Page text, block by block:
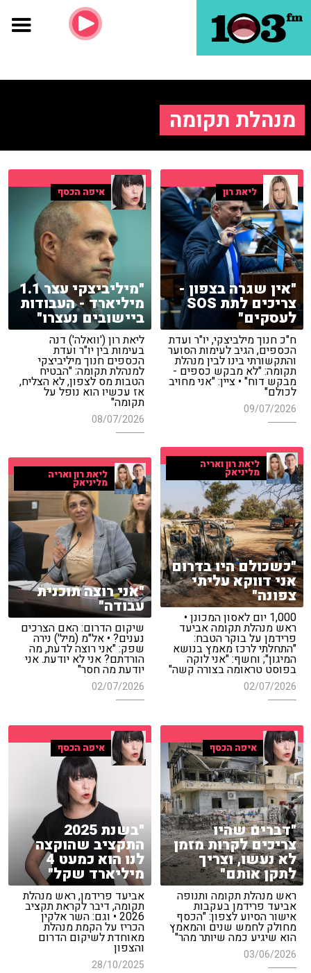
מנהלת תקומה
ליאת רון
"אין שגרה בצפון -
צריכים לתת SOS
לעסקים"
ח"כ חנוך מילביצקי, יו"ר ועדת
הכספים, הגיב לעימות הסוער
והתקשורתי בינו לבין מנהלת
תקומה: "לא מבקש כספים -
מבקש דוח" • ציין: "אני מחויב
לכולם"
09/07/2026
איפה הכסף
"מיליביצקי עצר 1.1
מיליארד - העבודות
ביישובים נעצרו"
ליאת רון ('וואלה') דנה
בעימות בין יו"ר ועדת
הכספים חנוך מיליביצקי
למנהלת תקומה: "הבטיח
הטבות מס לצפון, לא הצליח,
אז עכשיו הוא נופל על
תקומה"
08/07/2026
ליאת רון ואריה
מליניאק
"כשכולם היו בדרום
אני דווקא עליתי
צפונה"
1,000 יום לאסון המכונן •
ראש מנהלת תקומה אביעד
פרידמן על בוקר הטבח:
"התחלתי לרכז מאמץ בנושא
המיגון"; וחשף: "אני לוקה
בפוסט טראומה בצורה קשה"
02/07/2026
ליאת רון ואריה
מליניאק
"אני רוצה תוכנית
עבודה"
שיקום הדרום: האם הצרכים
נענים? • אל"מ (מיל') נירה
שפק: "אני רוצה לדעת, מה
הורדתם? אני לא יודעת. אני
יודעת מה חסר"
02/07/2026
איפה הכסף
"דברים שהיו
צריכים לקרות מזמן
לא נעשו, וצריך
לתקן אותם"
ראש מנהלת תקומה ותנופה
אביעד פרידמן בעקבות
אישור הסיוע לצפון: "הכסף
מחולק לחמש שנים והמאמץ
הוא שיגיע כמה שיותר מהר"
03/06/2026
איפה הכסף
"בשנת 2025
התקציב שהוקצה
לנו הוא כמעט 4
מיליארד שקל"
אביעד פרידמן, ראש מנהלת
תקומה, דיבר לקראת תקציב
2026 • וגם: השר אלקין
הכריז על הקמת מנהלת
מאוחדת לשיקום הדרום
והצפון
28/10/2025